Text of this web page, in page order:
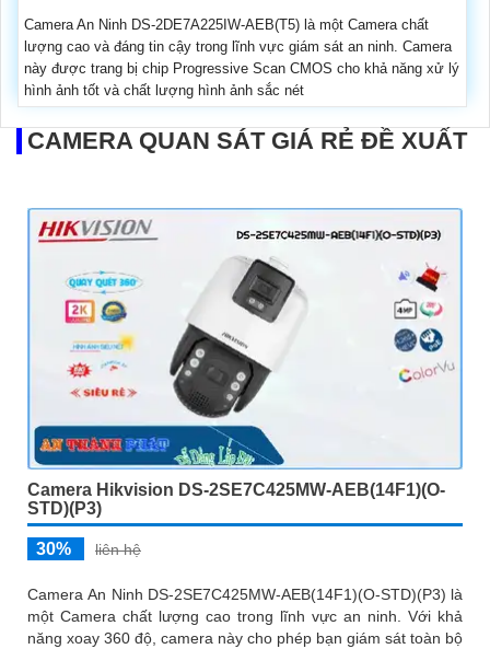
Camera An Ninh DS-2DE7A225IW-AEB(T5) là một Camera chất
lượng cao và đáng tin cậy trong lĩnh vực giám sát an ninh. Camera
này được trang bị chip Progressive Scan CMOS cho khả năng xử lý
hình ảnh tốt và chất lượng hình ảnh sắc nét
CAMERA QUAN SÁT GIÁ RẺ ĐỀ XUẤT
Camera Hikvision DS-2SE7C425MW-AEB(14F1)(O-
STD)(P3)
30% liên hệ
Camera An Ninh DS-2SE7C425MW-AEB(14F1)(O-STD)(P3) là
một Camera chất lượng cao trong lĩnh vực an ninh. Với khả
năng xoay 360 độ, camera này cho phép bạn giám sát toàn bộ